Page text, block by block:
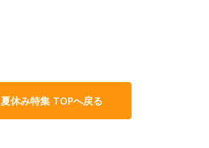
夏休み特集 TOPへ戻る